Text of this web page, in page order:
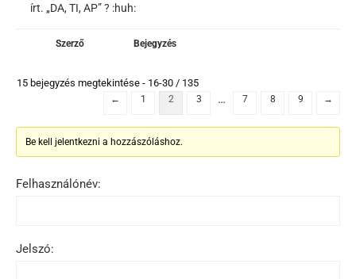
írt. „DA, TI, AP” ? :huh:
Szerző Bejegyzés
15 bejegyzés megtekintése - 16-30 / 135
← 1 2 3 … 7 8 9 →
Be kell jelentkezni a hozzászóláshoz.
Felhasználónév:
Jelszó: